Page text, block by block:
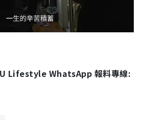
U Lifestyle WhatsApp 報料專線: